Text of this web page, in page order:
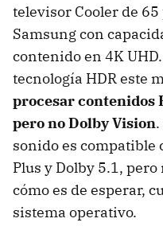
televisor Cooler de
Samsung con
contenido en 4K
tecnología HDR este
procesar contenidos
pero no Dolby Vision
sonido es compatible
Plus y Dolby 5.1,
cómo es de esperar,
sistema operativo.